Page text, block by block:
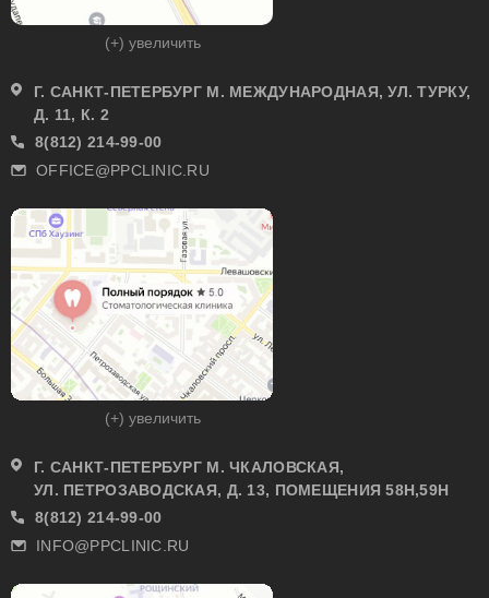
(+) увеличить
Г. САНКТ-ПЕТЕРБУРГ М. МЕЖДУНАРОДНАЯ, УЛ. ТУРКУ,
Д. 11, К. 2
8(812) 214-99-00
OFFICE@PPCLINIC.RU
(+) увеличить
Г. САНКТ-ПЕТЕРБУРГ М. ЧКАЛОВСКАЯ,
УЛ. ПЕТРОЗАВОДСКАЯ, Д. 13, ПОМЕЩЕНИЯ 58Н,59Н
8(812) 214-99-00
INFO@PPCLINIC.RU